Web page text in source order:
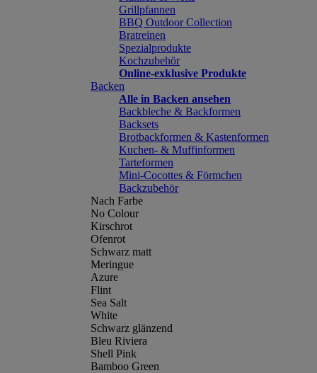
Grillpfannen
BBQ Outdoor Collection
Bratreinen
Spezialprodukte
Kochzubehör
Online-exklusive Produkte
Backen
Alle in Backen ansehen
Backbleche & Backformen
Backsets
Brotbackformen & Kastenformen
Kuchen- & Muffinformen
Tarteformen
Mini-Cocottes & Förmchen
Backzubehör
Nach Farbe
No Colour
Kirschrot
Ofenrot
Schwarz matt
Meringue
Azure
Flint
Sea Salt
White
Schwarz glänzend
Bleu Riviera
Shell Pink
Bamboo Green